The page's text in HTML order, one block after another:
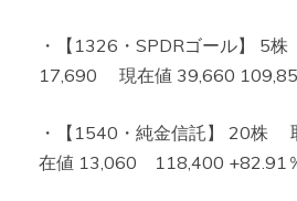
・【1326・SPDRゴール】 5
17,690 現在値 39,660
・【1540・純金信託】 20
在値 13,060 118,400 +82.91